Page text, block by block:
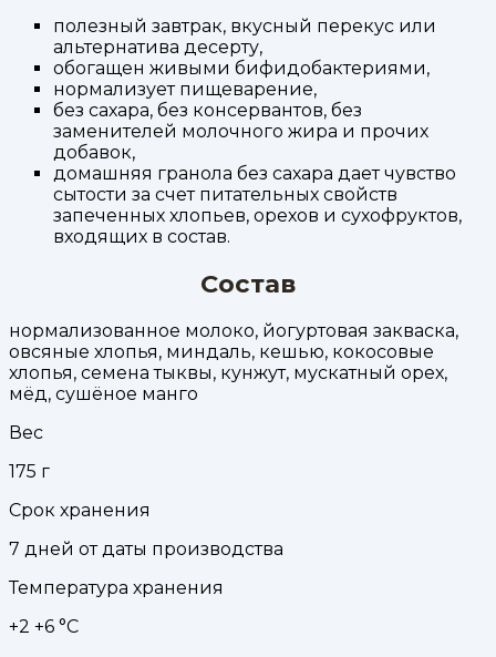
полезный завтрак, вкусный перекус или
альтернатива десерту,
обогащен живыми бифидобактериями,
нормализует пищеварение,
без сахара, без консервантов, без
заменителей молочного жира и прочих
добавок,
домашняя гранола без сахара дает чувство
сытости за счет питательных свойств
запеченных хлопьев, орехов и сухофруктов,
входящих в состав.
Состав
нормализованное молоко, йогуртовая закваска,
овсяные хлопья, миндаль, кешью, кокосовые
хлопья, семена тыквы, кунжут, мускатный орех,
мёд, сушёное манго
Вес
175 г
Срок хранения
7 дней от даты производства
Температура хранения
+2 +6 °С